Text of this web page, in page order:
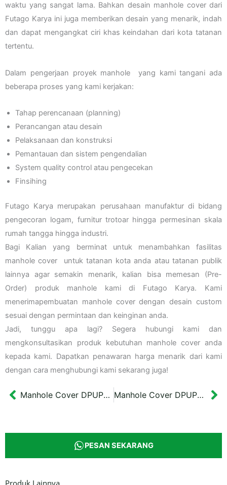
waktu yang sangat lama. Bahkan desain manhole cover dari
Futago Karya ini juga memberikan desain yang menarik, indah
dan dapat mengangkat ciri khas keindahan dari kota tatanan
tertentu.
Dalam pengerjaan proyek manhole yang kami tangani ada
beberapa proses yang kami kerjakan:
Tahap perencanaan (planning)
Perancangan atau desain
Pelaksanaan dan konstruksi
Pemantauan dan sistem pengendalian
System quality control atau pengecekan
Finsihing
Futago Karya merupakan perusahaan manufaktur di bidang
pengecoran logam, furnitur trotoar hingga permesinan skala
rumah tangga hingga industri.
Bagi Kalian yang berminat untuk menambahkan fasilitas
manhole cover untuk tatanan kota anda atau tatanan publik
lainnya agar semakin menarik, kalian bisa memesan (Pre-
Order) produk manhole kami di Futago Karya. Kami
menerimapembuatan manhole cover dengan desain custom
sesuai dengan permintaan dan keinginan anda.
Jadi, tunggu apa lagi? Segera hubungi kami dan
mengkonsultasikan produk kebutuhan manhole cover anda
kepada kami. Dapatkan penawaran harga menarik dari kami
dengan cara menghubungi kami sekarang juga!
Prev Manhole Cover DPUPR Bukit Tinggi Manhole Cover DPUPR Kota Magelang Kuning
PESAN SEKARANG